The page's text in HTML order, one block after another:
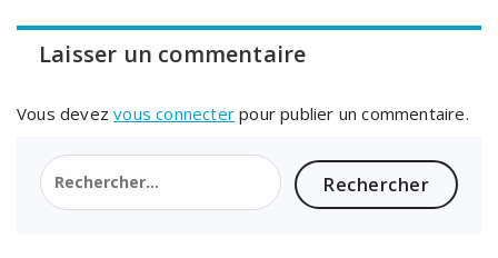
Laisser un commentaire
Vous devezvous connecter pour publier un commentaire.
Rechercher :